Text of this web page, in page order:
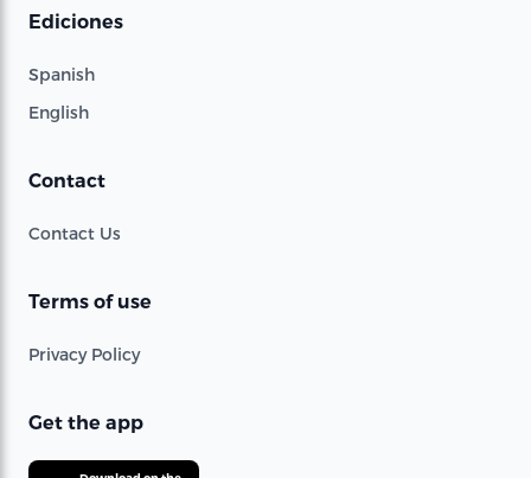
Ediciones
Spanish
English
Contact
Contact Us
Terms of use
Privacy Policy
Get the app